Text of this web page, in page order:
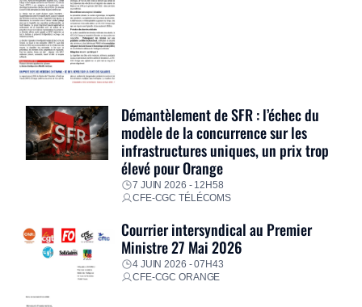
Démantèlement de SFR : l’échec du
modèle de la concurrence sur les
infrastructures uniques, un prix trop
élevé pour Orange
7 JUIN 2026 - 12H58
CFE-CGC TÉLÉCOMS
Courrier intersyndical au Premier
Ministre 27 Mai 2026
4 JUIN 2026 - 07H43
CFE-CGC ORANGE